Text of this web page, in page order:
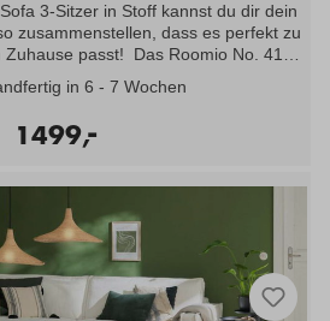
3-Sitzer in Stoff kannst du dir dein
zusammenstellen, dass es perfekt zu
passt! Das Roomio No. 4101
verschiedenen Bezugsstoffen in
sowie in zahlreichen hellen und
Möbel, die optimal mit deinem neuen
230x98x83cm, Sitzhöhe: ca. 46cm,
Metallkufe schwarz, in Stoff Simply
sand -Stoffgruppe 8-
in 6 - 7 Wochen
1499,
-